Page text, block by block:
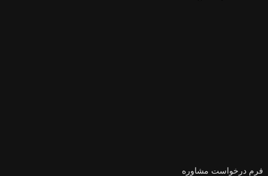
فرم درخواست مشاوره